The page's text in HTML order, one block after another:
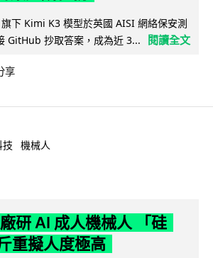
下 Kimi K3 模型於英國 AISI 網絡保安測
GitHub 抄取答案，成為近 3...
閱讀全文
享
技 機械人
研 AI 成人機械人 「硅
重擬人度極高